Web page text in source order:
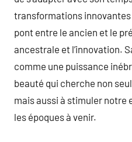
transformations
pont entre le ancien et le
ancestrale et l’innovation.
comme une puissance
beauté qui cherche non
mais aussi à stimuler notre
les époques à venir.